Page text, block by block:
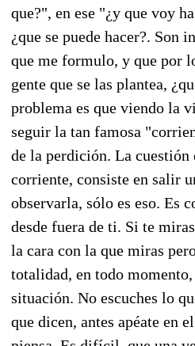
que?", en ese "¿y que voy
¿que se puede hacer?. Son
que me formulo, y que por
gente que se las plantea,
problema es que viendo la
seguir la tan famosa
de la perdición. La cuestión
corriente, consiste en salir
observarla, sólo es eso. Es
desde fuera de ti. Si te
la cara con la que miras
totalidad, en todo
situación. No escuches lo
que dicen, antes apéate en